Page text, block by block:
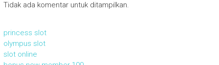
Tidak ada komentar untuk ditampilkan.
princess slot
olympus slot
slot online